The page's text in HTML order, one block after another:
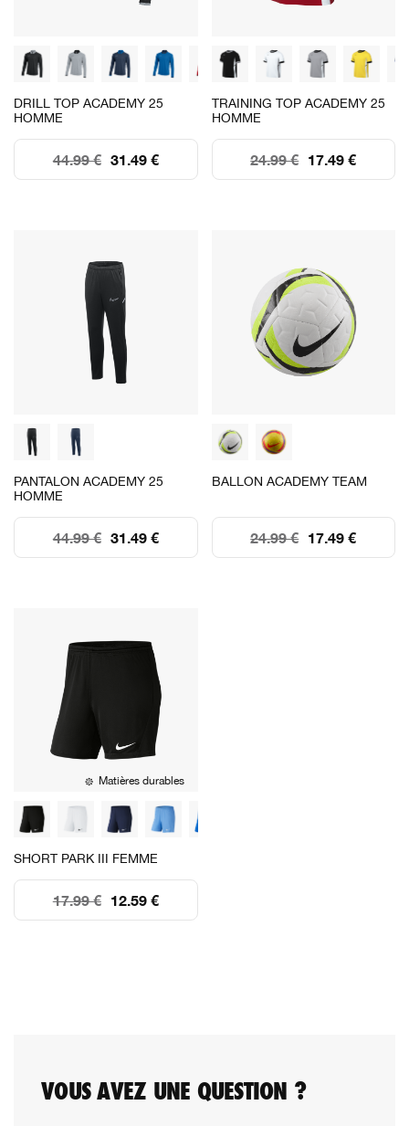
DRILL TOP ACADEMY 25
HOMME
31.49 €
44.99 €
TRAINING TOP ACADEMY 25
HOMME
17.49 €
24.99 €
PANTALON ACADEMY 25
HOMME
31.49 €
44.99 €
BALLON ACADEMY TEAM
17.49 €
24.99 €
Matières durables
SHORT PARK III FEMME
12.59 €
17.99 €
VOUS AVEZ UNE QUESTION ?